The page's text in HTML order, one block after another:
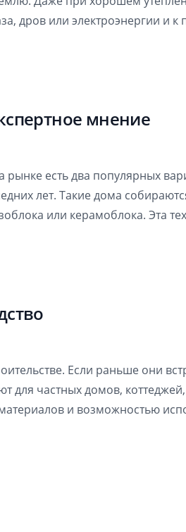
дров или электроэнергии и
мнение
есть два популярных
лет. Такие дома
или керамоблока. Эта
Если раньше они
для частных домов,
и возможностью